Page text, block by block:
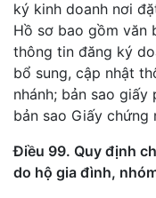
ký kinh doanh nơi
Hồ sơ bao gồm văn
thông tin đăng ký
bổ sung, cập nhật
nhánh; bản sao
bản sao Giấy chứng
Điều 99. Quy định
do hộ gia đình,